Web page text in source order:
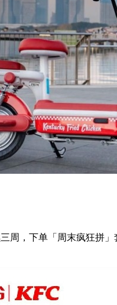
周，下单「周末疯狂拼